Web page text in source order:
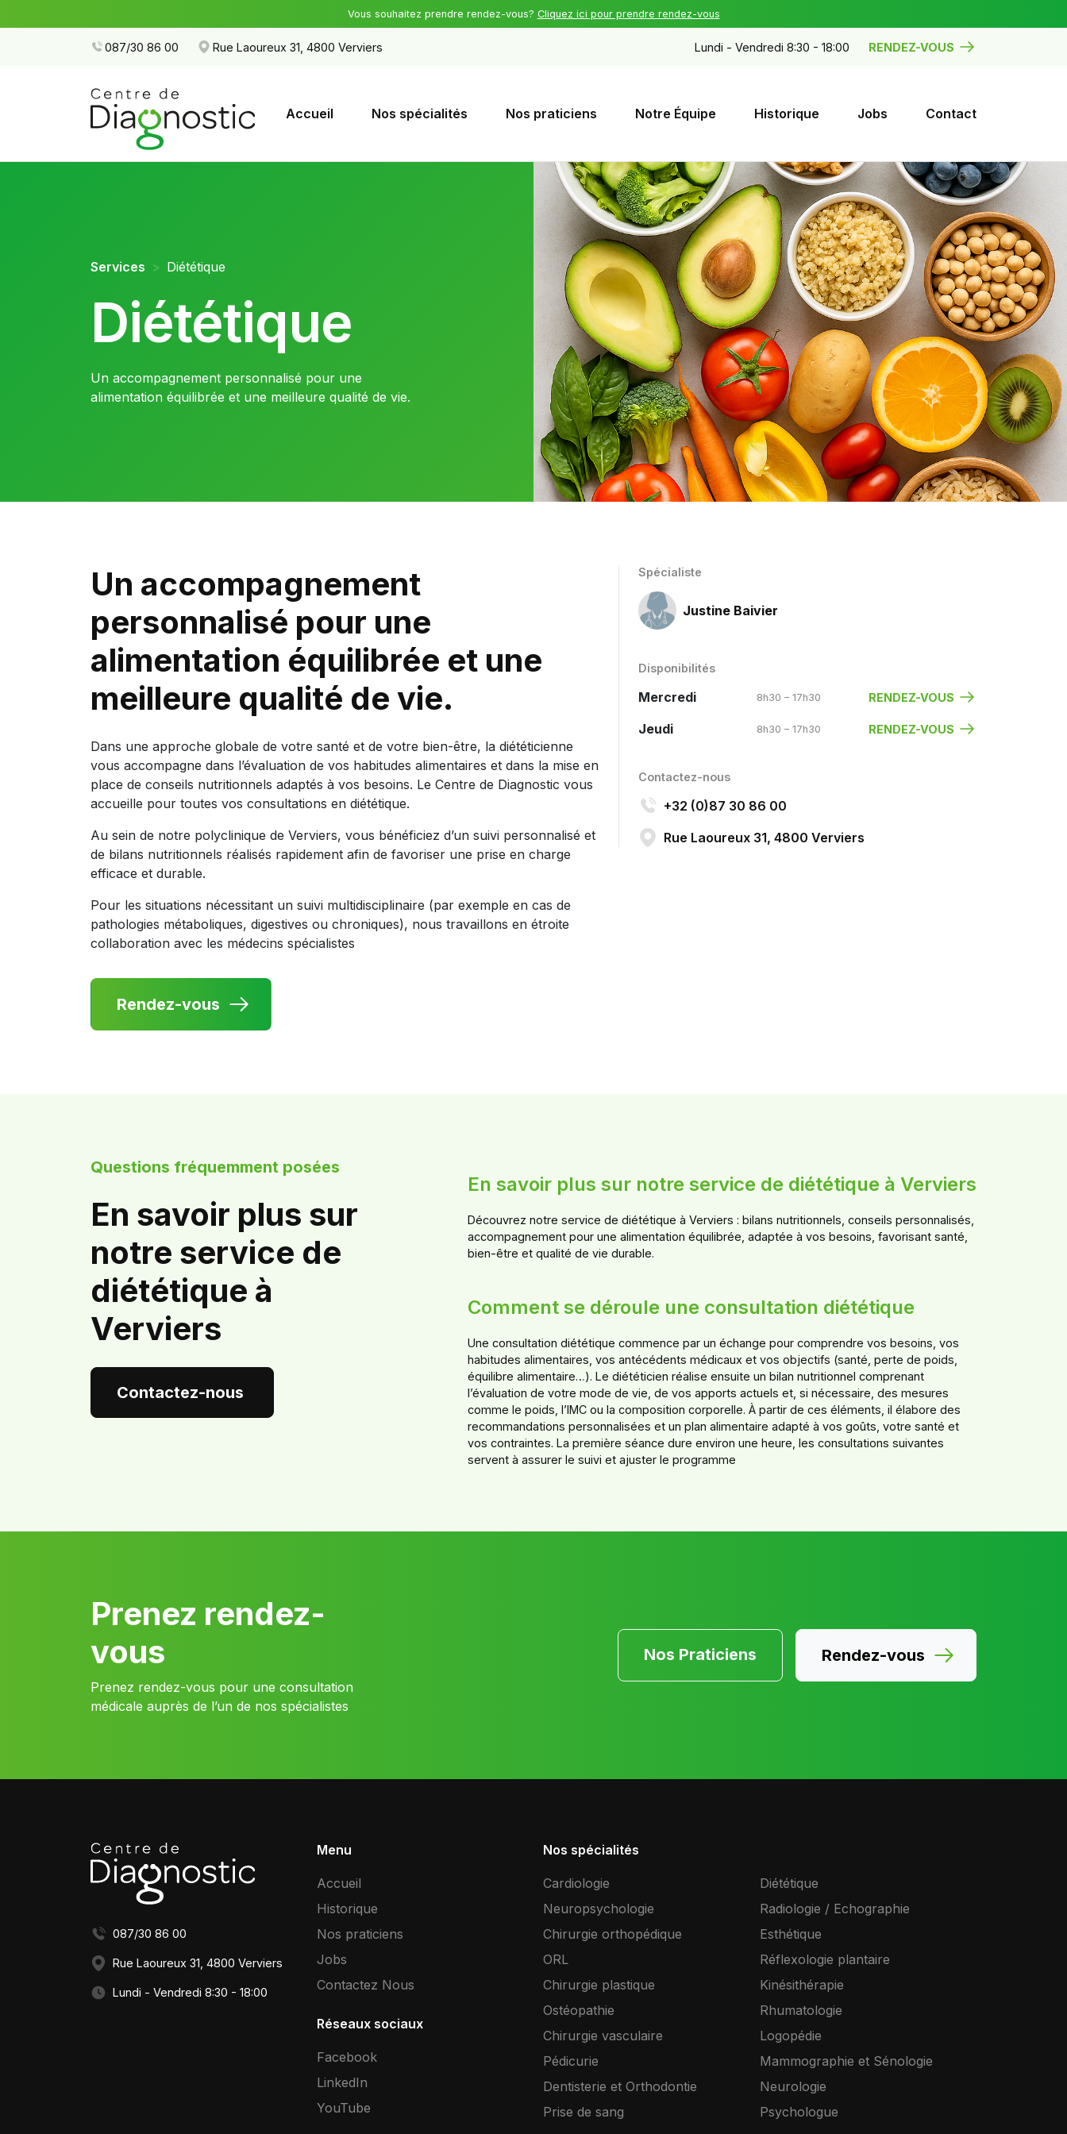
Vous souhaitez prendre rendez-vous? Cliquez ici pour prendre rendez-vous
087/30 86 00 Rue Laoureux 31, 4800 Verviers Lundi - Vendredi 8:30 - 18:00 RENDEZ-VOUS
Accueil Nos spécialités Nos praticiens Notre Équipe Historique Jobs Contact
Services Diététique
Diététique
Un accompagnement personnalisé pour une
alimentation équilibrée et une meilleure qualité de vie.
Un accompagnement
personnalisé pour une
alimentation équilibrée et une
meilleure qualité de vie.
Dans une approche globale de votre santé et de votre bien-être, la diététicienne
vous accompagne dans l’évaluation de vos habitudes alimentaires et dans la mise en
place de conseils nutritionnels adaptés à vos besoins. Le Centre de Diagnostic vous
accueille pour toutes vos consultations en diététique.
Au sein de notre polyclinique de Verviers, vous bénéficiez d’un suivi personnalisé et
de bilans nutritionnels réalisés rapidement afin de favoriser une prise en charge
efficace et durable.
Pour les situations nécessitant un suivi multidisciplinaire (par exemple en cas de
pathologies métaboliques, digestives ou chroniques), nous travaillons en étroite
collaboration avec les médecins spécialistes
Rendez-vous
Spécialiste
Justine Baivier
Disponibilités
Mercredi 8h30 – 17h30 RENDEZ-VOUS
Jeudi 8h30 – 17h30 RENDEZ-VOUS
Contactez-nous
+32 (0)87 30 86 00
Rue Laoureux 31, 4800 Verviers
Questions fréquemment posées
En savoir plus sur
notre service de
diététique à
Verviers
Contactez-nous
En savoir plus sur notre service de diététique à Verviers
Découvrez notre service de diététique à Verviers : bilans nutritionnels, conseils personnalisés,
accompagnement pour une alimentation équilibrée, adaptée à vos besoins, favorisant santé,
bien-être et qualité de vie durable.
Comment se déroule une consultation diététique
Une consultation diététique commence par un échange pour comprendre vos besoins, vos
habitudes alimentaires, vos antécédents médicaux et vos objectifs (santé, perte de poids,
équilibre alimentaire…). Le diététicien réalise ensuite un bilan nutritionnel comprenant
l’évaluation de votre mode de vie, de vos apports actuels et, si nécessaire, des mesures
comme le poids, l’IMC ou la composition corporelle. À partir de ces éléments, il élabore des
recommandations personnalisées et un plan alimentaire adapté à vos goûts, votre santé et
vos contraintes. La première séance dure environ une heure, les consultations suivantes
servent à assurer le suivi et ajuster le programme
Prenez rendez-
vous
Prenez rendez-vous pour une consultation
médicale auprès de l’un de nos spécialistes
Nos Praticiens Rendez-vous
087/30 86 00
Rue Laoureux 31, 4800 Verviers
Lundi - Vendredi 8:30 - 18:00
Menu
Accueil
Historique
Nos praticiens
Jobs
Contactez Nous
Réseaux sociaux
Facebook
LinkedIn
YouTube
Nos spécialités
Cardiologie
Diététique
Neuropsychologie
Radiologie / Echographie
Chirurgie orthopédique
Esthétique
ORL
Réflexologie plantaire
Chirurgie plastique
Kinésithérapie
Ostéopathie
Rhumatologie
Chirurgie vasculaire
Logopédie
Pédicurie
Mammographie et Sénologie
Dentisterie et Orthodontie
Neurologie
Prise de sang
Psychologue